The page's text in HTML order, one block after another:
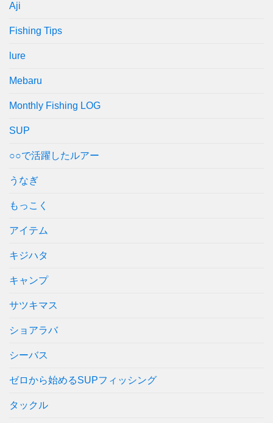
Aji
Fishing Tips
lure
Mebaru
Monthly Fishing LOG
SUP
○○で活躍したルアー
うなぎ
もっこく
アイテム
キジハタ
キャンプ
サツキマス
ショアラバ
シーバス
ゼロから始めるSUPフィッシング
タックル